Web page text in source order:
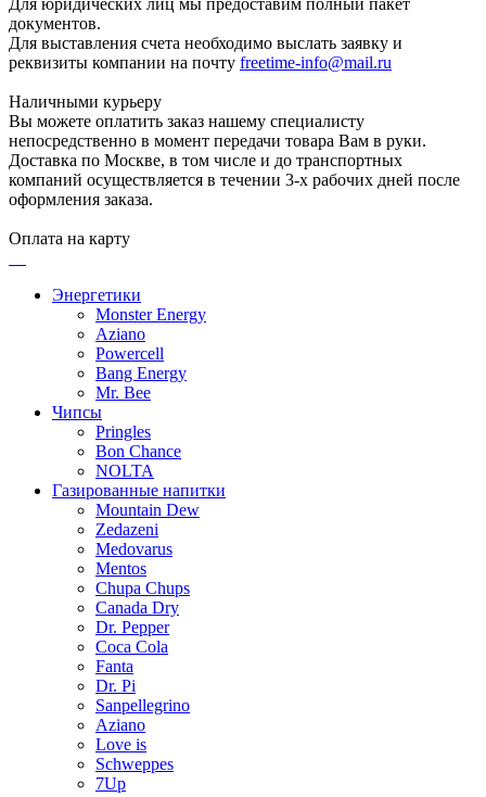
документов.
Для выставления счета необходимо выслать заявку и
реквизиты компании на почту freetime-info@mail.ru
Наличными курьеру
Вы можете оплатить заказ нашему специалисту
непосредственно в момент передачи товара Вам в руки.
Доставка по Москве, в том числе и до транспортных
компаний осуществляется в течении 3-х рабочих дней после
оформления заказа.
Оплата на карту
Энергетики
Monster Energy
Aziano
Powercell
Bang Energy
Mr. Bee
Чипсы
Pringles
Bon Chance
NOLTA
Газированные напитки
Mountain Dew
Zedazeni
Medovarus
Mentos
Chupa Chups
Canada Dry
Dr. Pepper
Coca Cola
Fanta
Dr. Pi
Sanpellegrino
Aziano
Love is
Schweppes
7Up